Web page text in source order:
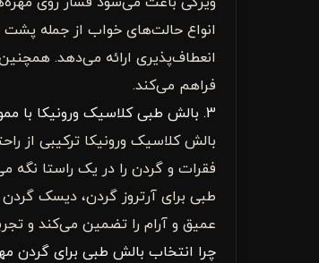
انواع حالت‌های خواب از جمله
انعطاف‌پذیری ارائه می‌دهد.
فراهم می‌کند.
3. بالش طبی کلاسیک ورونیکا با مموری فوم هوشمند
بالش کلاسیک ورونیکا ترکیبی از
فقرات و گردن را در یک راستا
طبی برای آرتروز گردن، دیسک
عمیق و آرام را تضمین می‌کند و
چرا انتخاب بالش طبی برای گردن